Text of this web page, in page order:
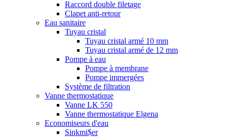
Raccord double filetage
Clapet anti-retour
Eau sanitaire
Tuyau cristal
Tuyau cristal armé 10 mm
Tuyau cristal armé de 12 mm
Pompe à eau
Pompe à membrane
Pompe immergées
Système de filtration
Vanne thermostatique
Vanne LK 550
Vanne thermostatique Elgena
Economiseurs d'eau
Sinkmi$er